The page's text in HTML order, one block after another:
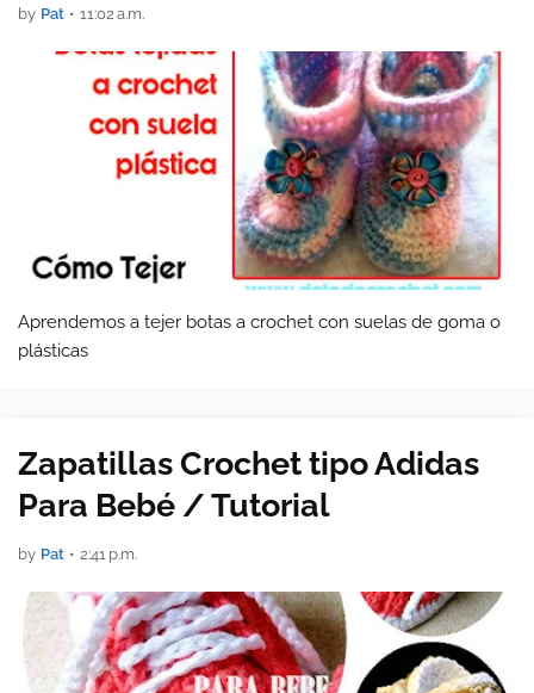
by Pat • 11:02 a.m.
Aprendemos a tejer botas a crochet con suelas de goma o
plásticas
Zapatillas Crochet tipo Adidas
Para Bebé / Tutorial
by Pat • 2:41 p.m.